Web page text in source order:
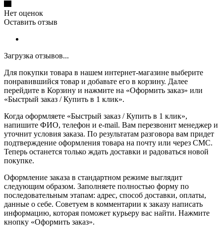
Нет оценок
Оставить отзыв
Загрузка отзывов...
Для покупки товара в нашем интернет-магазине выберите
понравившийся товар и добавьте его в корзину. Далее
перейдите в Корзину и нажмите на «Оформить заказ» или
«Быстрый заказ / Купить в 1 клик».
Когда оформляете «Быстрый заказ / Купить в 1 клик»,
напишите ФИО, телефон и e-mail. Вам перезвонит менеджер и
уточнит условия заказа. По результатам разговора вам придет
подтверждение оформления товара на почту или через СМС.
Теперь останется только ждать доставки и радоваться новой
покупке.
Оформление заказа в стандартном режиме выглядит
следующим образом. Заполняете полностью форму по
последовательным этапам: адрес, способ доставки, оплаты,
данные о себе. Советуем в комментарии к заказу написать
информацию, которая поможет курьеру вас найти. Нажмите
кнопку «Оформить заказ».